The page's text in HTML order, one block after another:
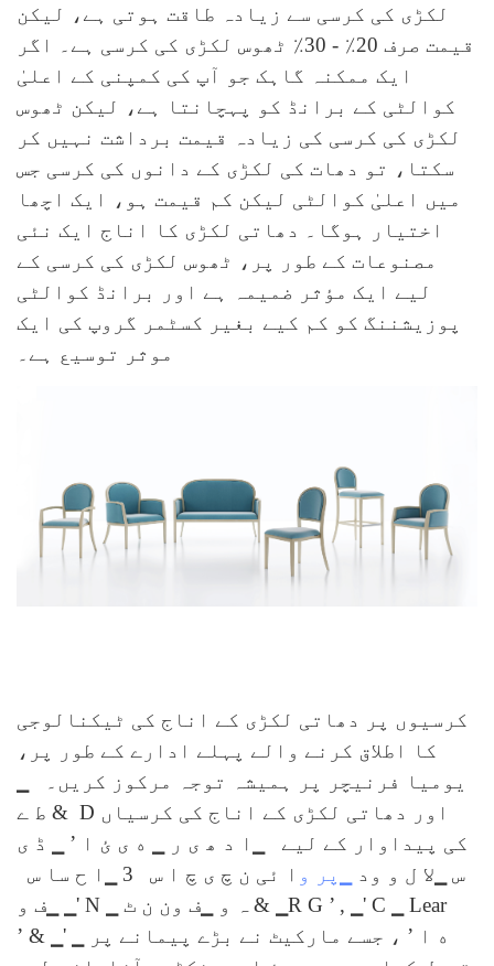
لکڑی کی کرسی سے زیادہ طاقت ہوتی ہے، لیکن
قیمت صرف 20٪ - 30٪ ٹھوس لکڑی کی کرسی ہے۔ اگر
ایک ممکنہ گاہک جو آپ کی کمپنی کے اعلیٰ
کوالٹی کے برانڈ کو پہچانتا ہے، لیکن ٹھوس
لکڑی کی کرسی کی زیادہ قیمت برداشت نہیں کر
سکتا، تو دھات کی لکڑی کے دانوں کی کرسی جس
میں اعلیٰ کوالٹی لیکن کم قیمت ہو، ایک اچھا
اختیار ہوگا۔ دھاتی لکڑی کا اناج ایک نئی
مصنوعات کے طور پر، ٹھوس لکڑی کی کرسی کے
لیے ایک مؤثر ضمیمہ ہے اور برانڈ کوالٹی
پوزیشننگ کو کم کیے بغیر کسٹمر گروپ کی ایک
موثر توسیع ہے۔
کرسیوں پر دھاتی لکڑی کے اناج کی ٹیکنالوجی
کا اطلاق کرنے والے پہلے ادارے کے طور پر،
یومیا فرنیچر پر ہمیشہ توجہ مرکوز کریں۔
ط ے & D اور دھاتی لکڑی کے اناج کی کرسیاں
کی پیداوار کے لیے
▁ا د ھ ی ر ▁ ه ی ئ ا ’ ▁ ڈ ی
س
▁لا ل و ود ▁پر و ا ئی ن چ ی چ ا س
▁ا ح سا س
▁' N ▁ ہ و ▁ف ون ن ٹ & ▁R G ’ , ▁' C ▁ Lear
’ & ▁' ▁ ه ا ’ ، جسے مارکیٹ نے بڑے پیمانے پر